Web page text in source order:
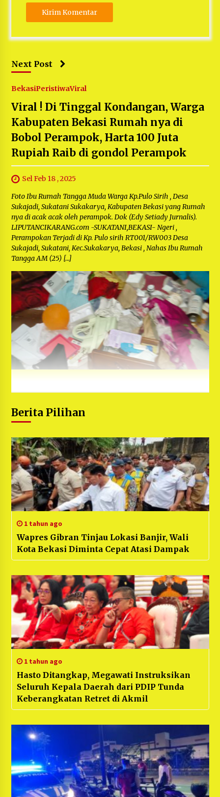
Next Post
BekasiPeristiwaViral
Viral ! Di Tinggal Kondangan, Warga
Kabupaten Bekasi Rumah nya di
Bobol Perampok, Harta 100 Juta
Rupiah Raib di gondol Perampok
Sel Feb 18 , 2025
Foto Ibu Rumah Tangga Muda Warga Kp.Pulo Sirih , Desa
Sukajadi, Sukatani Sukakarya, Kabupaten Bekasi yang Rumah
nya di acak acak oleh perampok. Dok (Edy Setiady Jurnalis).
LIPUTANCIKARANG.com -SUKATANI,BEKASI- Ngeri ,
Perampokan Terjadi di Kp. Pulo sirih RT001/RW003 Desa
Sukajadi, Sukatani, Kec.Sukakarya, Bekasi , Nahas Ibu Rumah
Tangga AM (25) […]
Berita Pilihan
1 tahun ago
Wapres Gibran Tinjau Lokasi Banjir, Wali
Kota Bekasi Diminta Cepat Atasi Dampak
1 tahun ago
Hasto Ditangkap, Megawati Instruksikan
Seluruh Kepala Daerah dari PDIP Tunda
Keberangkatan Retret di Akmil